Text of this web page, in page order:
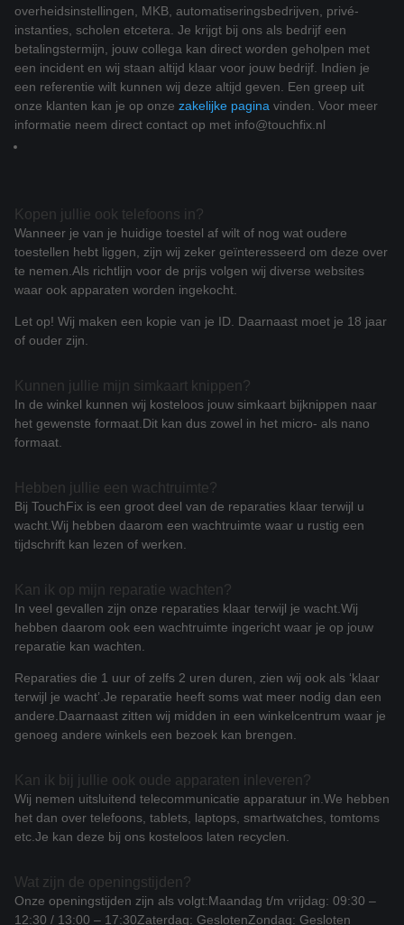
overheidsinstellingen, MKB, automatiseringsbedrijven, privé-
instanties, scholen etcetera. Je krijgt bij ons als bedrijf een
betalingstermijn, jouw collega kan direct worden geholpen met
een incident en wij staan altijd klaar voor jouw bedrijf. Indien je
een referentie wilt kunnen wij deze altijd geven. Een greep uit
onze klanten kan je op onze zakelijke pagina vinden. Voor meer
informatie neem direct contact op met info@touchfix.nl
Kopen jullie ook telefoons in?
Wanneer je van je huidige toestel af wilt of nog wat oudere
toestellen hebt liggen, zijn wij zeker geïnteresseerd om deze over
te nemen. Als richtlijn voor de prijs volgen wij diverse websites
waar ook apparaten worden ingekocht.
Let op! Wij maken een kopie van je ID. Daarnaast moet je 18 jaar
of ouder zijn.
Kunnen jullie mijn simkaart knippen?
In de winkel kunnen wij kosteloos jouw simkaart bijknippen naar
het gewenste formaat. Dit kan dus zowel in het micro- als nano
formaat.
Hebben jullie een wachtruimte?
Bij TouchFix is een groot deel van de reparaties klaar terwijl u
wacht. Wij hebben daarom een wachtruimte waar u rustig een
tijdschrift kan lezen of werken.
Kan ik op mijn reparatie wachten?
In veel gevallen zijn onze reparaties klaar terwijl je wacht. Wij
hebben daarom ook een wachtruimte ingericht waar je op jouw
reparatie kan wachten.
Reparaties die 1 uur of zelfs 2 uren duren, zien wij ook als ‘klaar
terwijl je wacht’. Je reparatie heeft soms wat meer nodig dan een
andere. Daarnaast zitten wij midden in een winkelcentrum waar je
genoeg andere winkels een bezoek kan brengen.
Kan ik bij jullie ook oude apparaten inleveren?
Wij nemen uitsluitend telecommunicatie apparatuur in. We hebben
het dan over telefoons, tablets, laptops, smartwatches, tomtoms
etc. Je kan deze bij ons kosteloos laten recyclen.
Wat zijn de openingstijden?
Onze openingstijden zijn als volgt:Maandag t/m vrijdag: 09:30 –
12:30 / 13:00 – 17:30Zaterdag: GeslotenZondag: Gesloten